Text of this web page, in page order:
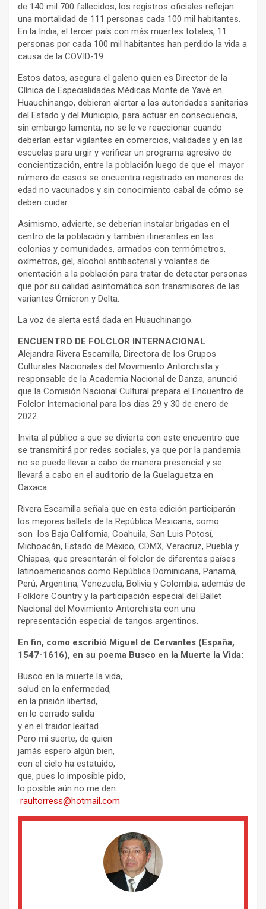
de 140 mil 700 fallecidos, los registros oficiales reflejan
una mortalidad de 111 personas cada 100 mil habitantes.
En la India, el tercer país con más muertes totales, 11
personas por cada 100 mil habitantes han perdido la vida a
causa de la COVID-19.
Estos datos, asegura el galeno quien es Director de la
Clínica de Especialidades Médicas Monte de Yavé en
Huauchinango, debieran alertar a las autoridades sanitarias
del Estado y del Municipio, para actuar en consecuencia,
sin embargo lamenta, no se le ve reaccionar cuando
deberían estar vigilantes en comercios, vialidades y en las
escuelas para urgir y verificar un programa agresivo de
concientización, entre la población luego de que el mayor
número de casos se encuentra registrado en menores de
edad no vacunados y sin conocimiento cabal de cómo se
deben cuidar.
Asimismo, advierte, se deberían instalar brigadas en el
centro de la población y también itinerantes en las
colonias y comunidades, armados con termómetros,
oxímetros, gel, alcohol antibacterial y volantes de
orientación a la población para tratar de detectar personas
que por su calidad asintomática son transmisores de las
variantes Ómicron y Delta.
La voz de alerta está dada en Huauchinango.
ENCUENTRO DE FOLCLOR INTERNACIONAL
Alejandra Rivera Escamilla, Directora de los Grupos
Culturales Nacionales del Movimiento Antorchista y
responsable de la Academia Nacional de Danza, anunció
que la Comisión Nacional Cultural prepara el Encuentro de
Folclor Internacional para los días 29 y 30 de enero de
2022.
Invita al público a que se divierta con este encuentro que
se transmitirá por redes sociales, ya que por la pandemia
no se puede llevar a cabo de manera presencial y se
llevará a cabo en el auditorio de la Guelaguetza en
Oaxaca.
Rivera Escamilla señala que en esta edición participarán
los mejores ballets de la República Mexicana, como
son los Baja California, Coahuila, San Luis Potosí,
Michoacán, Estado de México, CDMX, Veracruz, Puebla y
Chiapas, que presentarán el folclor de diferentes países
latinoamericanos como República Dominicana, Panamá,
Perú, Argentina, Venezuela, Bolivia y Colombia, además de
Folklore Country y la participación especial del Ballet
Nacional del Movimiento Antorchista con una
representación especial de tangos argentinos.
En fin, como escribió Miguel de Cervantes (España,
1547-1616), en su poema Busco en la Muerte la Vida:
Busco en la muerte la vida,
salud en la enfermedad,
en la prisión libertad,
en lo cerrado salida
y en el traidor lealtad.
Pero mi suerte, de quien
jamás espero algún bien,
con el cielo ha estatuido,
que, pues lo imposible pido,
lo posible aún no me den.
raultorress@hotmail.com